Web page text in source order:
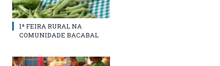
1ª FEIRA RURAL NA
COMUNIDADE BACABAL